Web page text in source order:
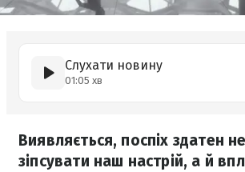
Слухати новину
01:05 хв
Виявляється, поспіх здатен
зіпсувати наш настрій, а й